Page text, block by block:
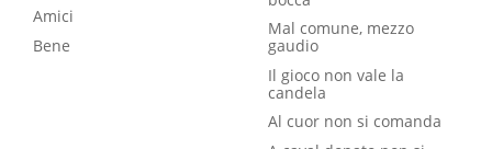
Amici
Bene
Mal comune, mezzo
gaudio
Il gioco non vale la
candela
Al cuor non si comanda